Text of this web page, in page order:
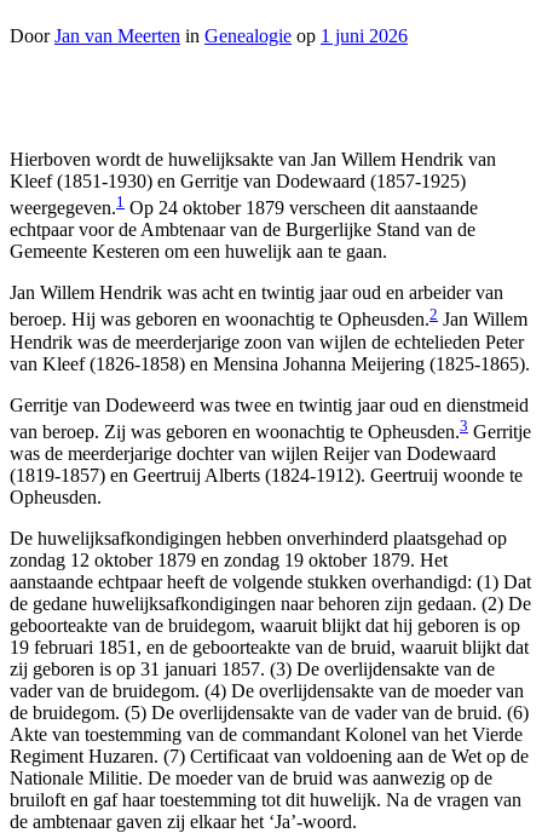
DoorJan van Meerten in Genealogie op 1 juni 2026
Hierboven wordt de huwelijksakte van Jan Willem Hendrik van
Kleef (1851-1930) en Gerritje van Dodewaard (1857-1925)
weergegeven.1 Op 24 oktober 1879 verscheen dit aanstaande
echtpaar voor de Ambtenaar van de Burgerlijke Stand van de
Gemeente Kesteren om een huwelijk aan te gaan.
Jan Willem Hendrik was acht en twintig jaar oud en arbeider van
beroep. Hij was geboren en woonachtig te Opheusden.2 Jan Willem
Hendrik was de meerderjarige zoon van wijlen de echtelieden Peter
van Kleef (1826-1858) en Mensina Johanna Meijering (1825-1865).
Gerritje van Dodeweerd was twee en twintig jaar oud en dienstmeid
van beroep. Zij was geboren en woonachtig te Opheusden.3 Gerritje
was de meerderjarige dochter van wijlen Reijer van Dodewaard
(1819-1857) en Geertruij Alberts (1824-1912). Geertruij woonde te
Opheusden.
De huwelijksafkondigingen hebben onverhinderd plaatsgehad op
zondag 12 oktober 1879 en zondag 19 oktober 1879. Het
aanstaande echtpaar heeft de volgende stukken overhandigd: (1) Dat
de gedane huwelijksafkondigingen naar behoren zijn gedaan. (2) De
geboorteakte van de bruidegom, waaruit blijkt dat hij geboren is op
19 februari 1851, en de geboorteakte van de bruid, waaruit blijkt dat
zij geboren is op 31 januari 1857. (3) De overlijdensakte van de
vader van de bruidegom. (4) De overlijdensakte van de moeder van
de bruidegom. (5) De overlijdensakte van de vader van de bruid. (6)
Akte van toestemming van de commandant Kolonel van het Vierde
Regiment Huzaren. (7) Certificaat van voldoening aan de Wet op de
Nationale Militie. De moeder van de bruid was aanwezig op de
bruiloft en gaf haar toestemming tot dit huwelijk. Na de vragen van
de ambtenaar gaven zij elkaar het ‘Ja’-woord.